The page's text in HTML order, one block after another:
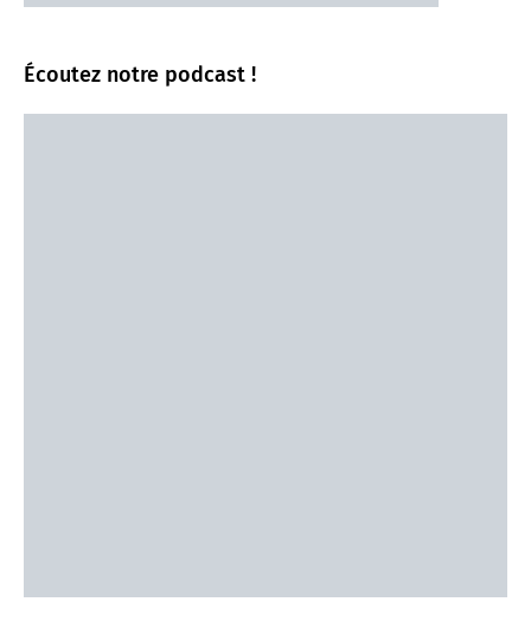
Écoutez notre podcast !